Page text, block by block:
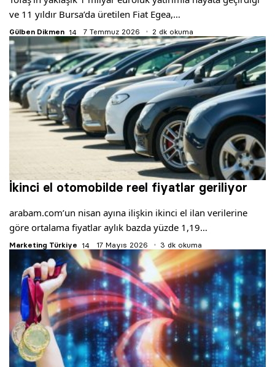
ve 11 yıldır Bursa’da üretilen Fiat Egea,…
Gülben Dikmen 7 Temmuz 2026 2 dk okuma
İkinci el otomobilde reel fiyatlar geriliyor
arabam.com’un nisan ayına ilişkin ikinci el ilan verilerine
göre ortalama fiyatlar aylık bazda yüzde 1,19…
Marketing Türkiye 17 Mayıs 2026 3 dk okuma
Yazarlar
Araştırma